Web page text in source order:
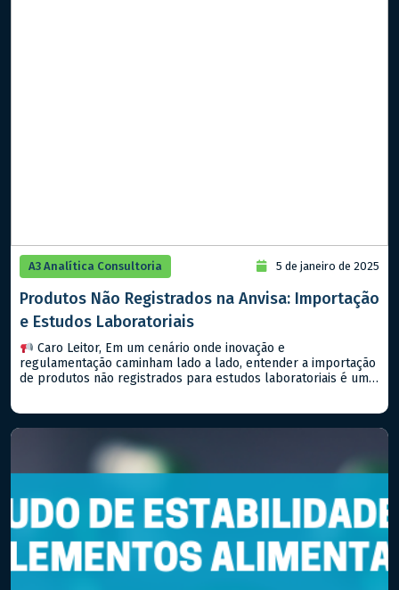
A3 Analítica Consultoria 5 de janeiro de 2025
Produtos Não Registrados na Anvisa: Importação
e Estudos Laboratoriais
Caro Leitor, Em um cenário onde inovação e
regulamentação caminham lado a lado, entender a importação
de produtos não registrados para estudos laboratoriais é um
atualizações) da […]